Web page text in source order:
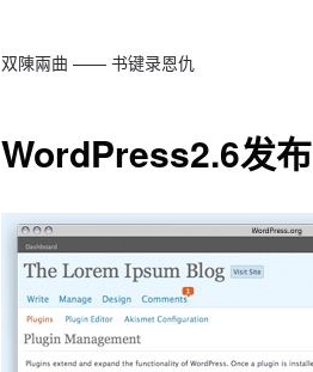
双陳兩曲 —— 书键录恩仇
WordPress2.6发布